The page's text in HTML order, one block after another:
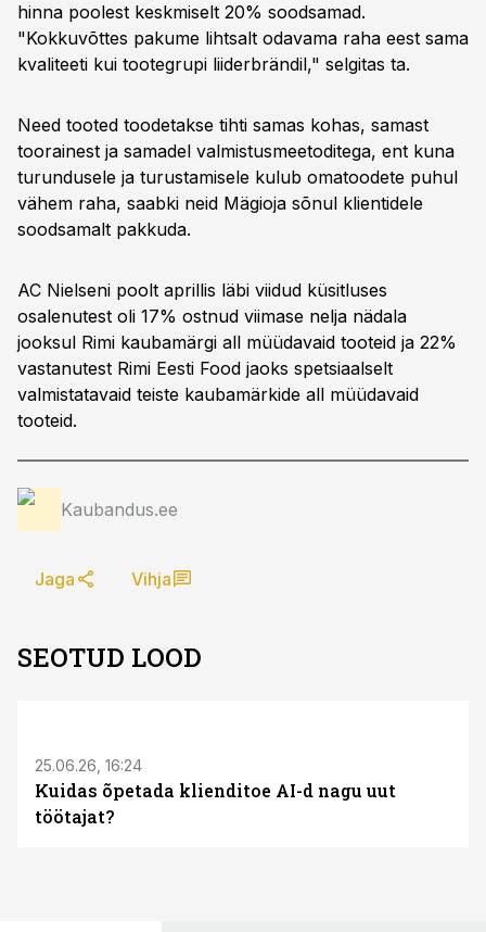
hinna poolest keskmiselt 20% soodsamad.
"Kokkuvõttes pakume lihtsalt odavama raha eest sama
kvaliteeti kui tootegrupi liiderbrändil," selgitas ta.
Need tooted toodetakse tihti samas kohas, samast
toorainest ja samadel valmistusmeetoditega, ent kuna
turundusele ja turustamisele kulub omatoodete puhul
vähem raha, saabki neid Mägioja sõnul klientidele
soodsamalt pakkuda.
AC Nielseni poolt aprillis läbi viidud küsitluses
osalenutest oli 17% ostnud viimase nelja nädala
jooksul Rimi kaubamärgi all müüdavaid tooteid ja 22%
vastanutest Rimi Eesti Food jaoks spetsiaalselt
valmistatavaid teiste kaubamärkide all müüdavaid
tooteid.
Kaubandus.ee
Jaga Vihja
SEOTUD LOOD
25.06.26, 16:24
Kuidas õpetada klienditoe AI-d nagu uut
töötajat?